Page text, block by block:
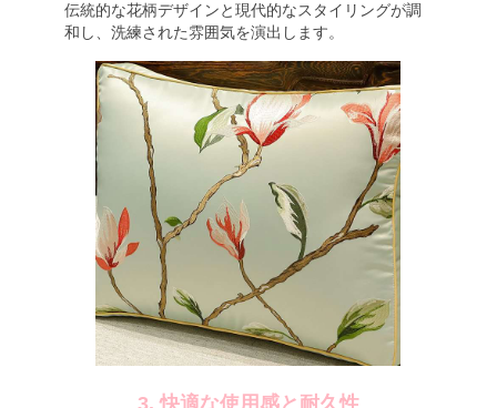
伝統的な花柄デザインと現代的なスタイリングが調
和し、洗練された雰囲気を演出します。
3. 快適な使用感と耐久性